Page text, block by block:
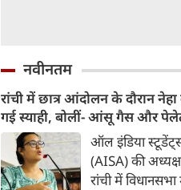
नवीनतम
रांची में छात्र आंदोलन के दौरान
गई स्याही, बोलीं- आंसू गैस और
इससे भी नहीं डरेंगे ऑल इंडिया
(AISA) की अध्यक्ष
रांची में विधानसभा